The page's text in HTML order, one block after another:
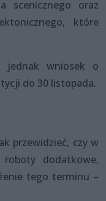
scenicznego oraz
które
jednak wniosek o
do 30 listopada.
przewidzieć, czy w
dodatkowe,
tego terminu –